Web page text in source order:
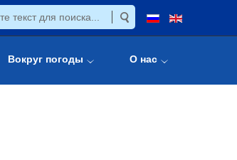
Вокруг погоды О нас